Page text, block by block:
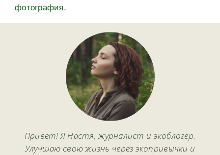
фотография.
Привет! Я Настя, журналист и экоблогер.
Улучшаю свою жизнь через экопривычки и